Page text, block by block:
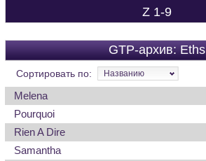
Z 1-9
GTP-архив: Eths
Сортировать по: Названию
Melena
Pourquoi
Rien A Dire
Samantha